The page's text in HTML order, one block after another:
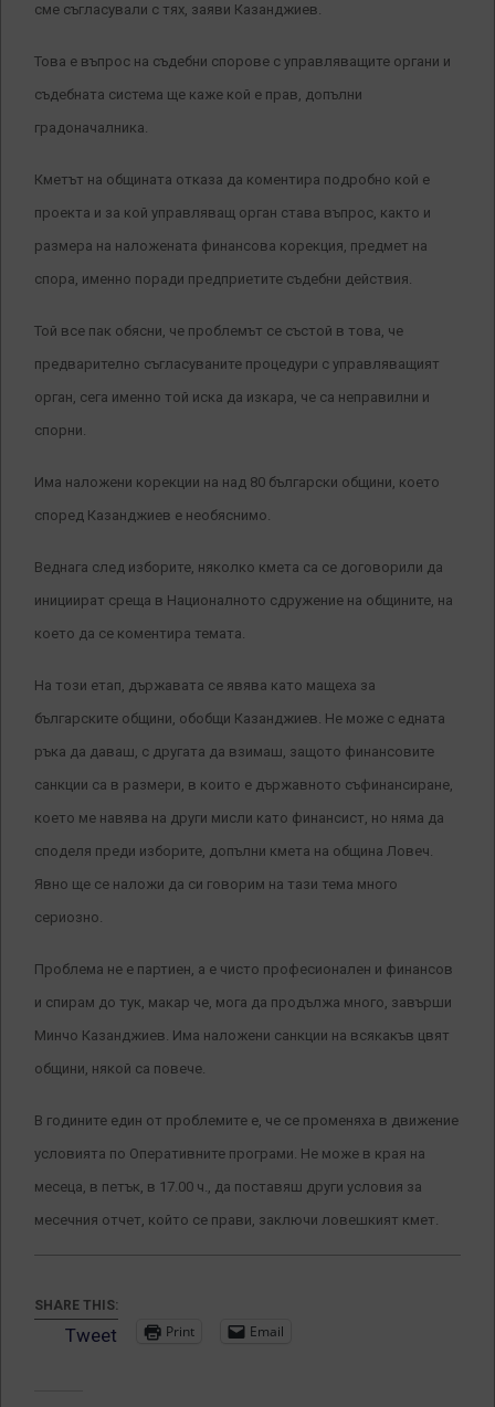
сме съгласували с тях, заяви Казанджиев.
Това е въпрос на съдебни спорове с управляващите органи и
съдебната система ще каже кой е прав, допълни
градоначалника.
Кметът на общината отказа да коментира подробно кой е
проекта и за кой управляващ орган става въпрос, както и
размера на наложената финансова корекция, предмет на
спора, именно поради предприетите съдебни действия.
Той все пак обясни, че проблемът се състой в това, че
предварително съгласуваните процедури с управляващият
орган, сега именно той иска да изкара, че са неправилни и
спорни.
Има наложени корекции на над 80 български общини, което
според Казанджиев е необяснимо.
Веднага след изборите, няколко кмета са се договорили да
инициират среща в Националното сдружение на общините, на
което да се коментира темата.
На този етап, държавата се явява като мащеха за
българските общини, обобщи Казанджиев. Не може с едната
ръка да даваш, с другата да взимаш, защото финансовите
санкции са в размери, в които е държавното съфинансиране,
което ме навява на други мисли като финансист, но няма да
споделя преди изборите, допълни кмета на община Ловеч.
Явно ще се наложи да си говорим на тази тема много
сериозно.
Проблема не е партиен, а е чисто професионален и финансов
и спирам до тук, макар че, мога да продължа много, завърши
Минчо Казанджиев. Има наложени санкции на всякакъв цвят
общини, някой са повече.
В годините един от проблемите е, че се променяха в движение
условията по Оперативните програми. Не може в края на
месеца, в петък, в 17.00 ч., да поставяш други условия за
месечния отчет, който се прави, заключи ловешкият кмет.
SHARE THIS:
Tweet Print Email